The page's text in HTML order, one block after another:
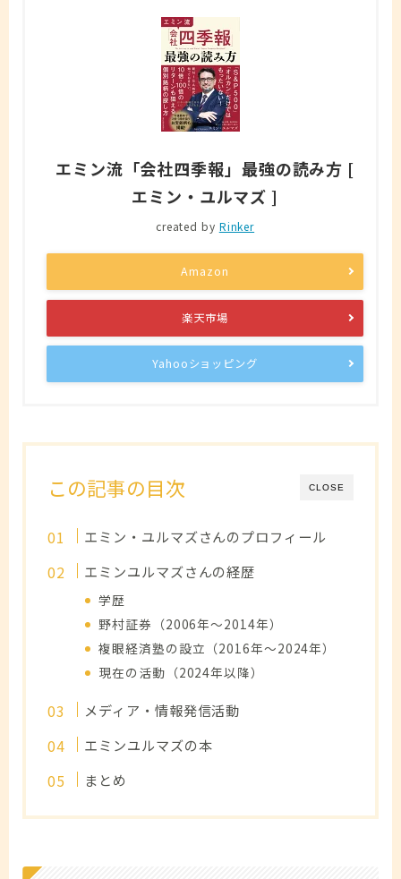
エミン流「会社四季報」最強の読み方 [
エミン・ユルマズ ]
created by Rinker
Amazon
楽天市場
Yahooショッピング
CLOSE
この記事の目次
エミン・ユルマズさんのプロフィール
エミンユルマズさんの経歴
学歴
野村証券（2006年～2014年）
複眼経済塾の設立（2016年～2024年）
現在の活動（2024年以降）
メディア・情報発信活動
エミンユルマズの本
まとめ